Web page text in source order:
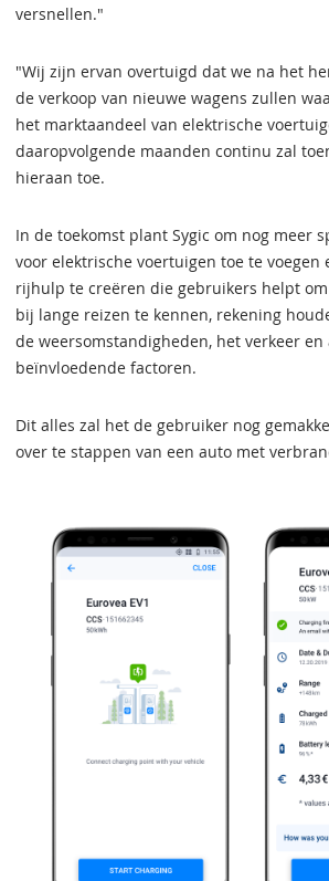
versnellen."
"Wij zijn ervan overtuigd dat we na het
de verkoop van nieuwe wagens zullen
het marktaandeel van elektrische
daaropvolgende maanden continu zal
hieraan toe.
In de toekomst plant Sygic om nog meer
voor elektrische voertuigen toe te voegen
rijhulp te creëren die gebruikers helpt
bij lange reizen te kennen, rekening
de weersomstandigheden, het verkeer en
beïnvloedende factoren.
Dit alles zal het de gebruiker nog
over te stappen van een auto met